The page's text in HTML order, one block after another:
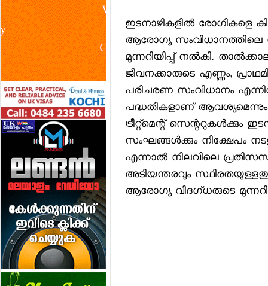
ഇടനാഴികളില്‍ രോഗികളെ
ആരോഗ്യ സംവിധാനത്തിലെ
മുന്നറിയിപ്പ് നല്‍കി.
ജീവനക്കാരുടെ എണ്ണം,
പരിചരണ സംവിധാനം
പദ്ധതികളാണ്
ട്രീറ്റ്മെന്റ് സെന്ററുകള്‍ക്കും
സംഘങ്ങള്‍ക്കും നിക്ഷേപം
എന്നാല്‍ നിലവിലെ
അടിയന്തരവും
ആരോഗ്യ വിദഗ്ധരുടെ